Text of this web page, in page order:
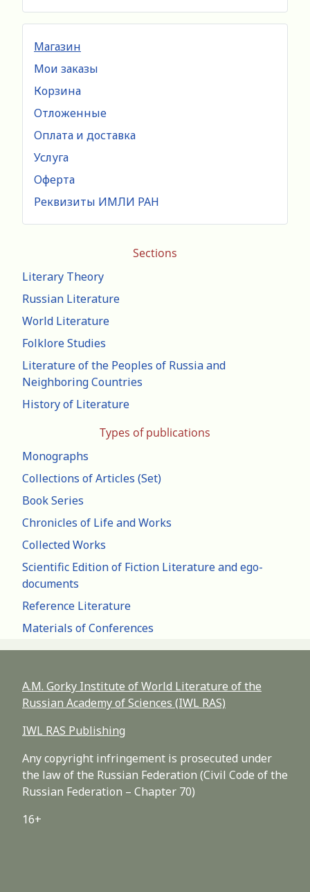
Sections
Literary Theory
Russian Literature
World Literature
Folklore Studies
Literature of the Peoples of Russia and
Neighboring Countries
History of Literature
Types of publications
Monographs
Collections of Articles (Set)
Book Series
Chronicles of Life and Works
Collected Works
Scientific Edition of Fiction Literature and ego-
documents
Reference Literature
Materials of Conferences
Магазин
Мои заказы
Корзина
Отложенные
Оплата и доставка
Услуга
Оферта
Реквизиты ИМЛИ РАН
A.M. Gorky Institute of World Literature of the
Russian Academy of Sciences (IWL RAS)
IWL RAS Publishing
Any copyright infringement is prosecuted under
the law of the Russian Federation (Civil Code of the
Russian Federation – Chapter 70)
16+